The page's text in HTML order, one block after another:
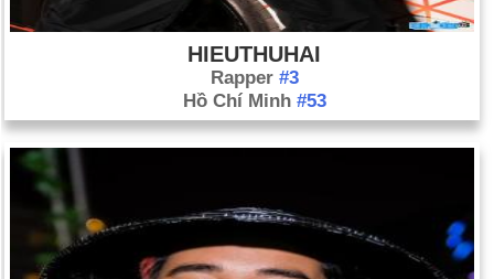
HIEUTHUHAI
Rapper #3
Hồ Chí Minh #53